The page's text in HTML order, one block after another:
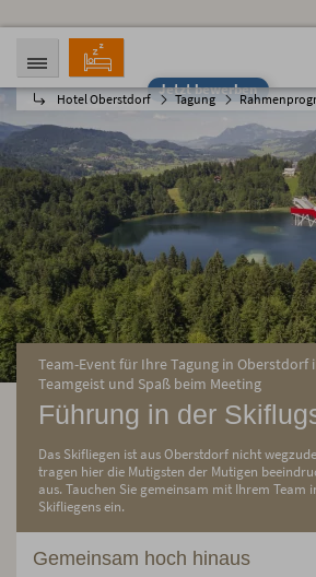
Jetzt bewerben
Hotel Oberstdorf Tagung
ANREISE
07.08.2026
ABREISE
12.08.2026
PERSONEN
2 Personen
BUCHEN
Team-Event für Ihre Tagung in Oberstdorf
Teamgeist und Spaß beim Meeting
Führung in der
Das Skifliegen ist aus Oberstdorf nicht
tragen hier die Mutigsten der Mutigen
aus. Tauchen Sie gemeinsam mit Ihrem Team
Skifliegens ein.
Gemeinsam hoch hinaus